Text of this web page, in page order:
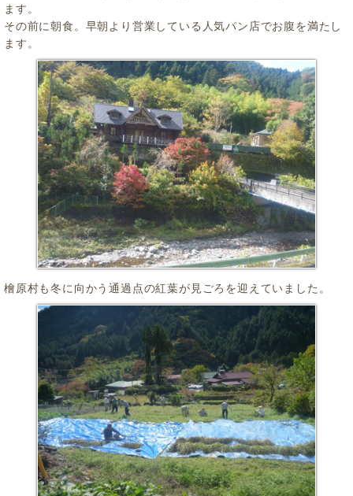
ます。
その前に朝食。早朝より営業している人気パン店でお腹を満たし
ます。
檜原村も冬に向かう通過点の紅葉が見ごろを迎えていました。